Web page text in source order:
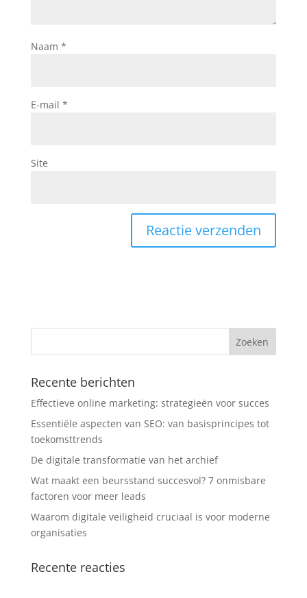
Naam *
E-mail *
Site
Recente berichten
Effectieve online marketing: strategieën voor succes
Essentiële aspecten van SEO: van basisprincipes tot
toekomsttrends
De digitale transformatie van het archief
Wat maakt een beursstand succesvol? 7 onmisbare
factoren voor meer leads
Waarom digitale veiligheid cruciaal is voor moderne
organisaties
Recente reacties